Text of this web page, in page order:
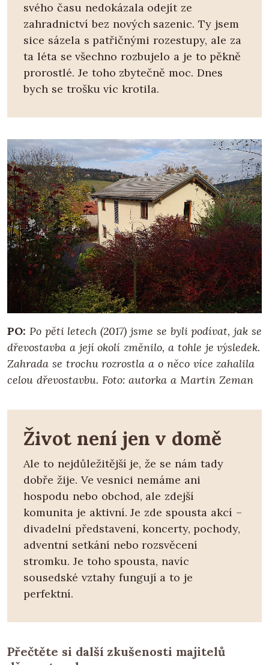
svého času nedokázala odejít ze
zahradnictví bez nových sazenic. Ty jsem
sice sázela s patřičnými rozestupy, ale za
ta léta se všechno rozbujelo a je to pěkně
prorostlé. Je toho zbytečně moc. Dnes
bych se trošku víc krotila.
PO: Po pěti letech (2017) jsme se byli podívat, jak se
dřevostavba a její okolí změnilo, a tohle je výsledek.
Zahrada se trochu rozrostla a o něco více zahalila
celou dřevostavbu. Foto: autorka a Martin Zeman
Život není jen v domě
Ale to nejdůležitější je, že se nám tady
dobře žije. Ve vesnici nemáme ani
hospodu nebo obchod, ale zdejší
komunita je aktivní. Je zde spousta akcí –
divadelní představení, koncerty, pochody,
adventní setkání nebo rozsvěcení
stromku. Je toho spousta, navíc
sousedské vztahy fungují a to je
perfektní.
Přečtěte si další zkušenosti majitelů